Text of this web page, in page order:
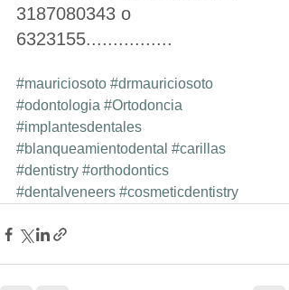
3187080343 o
6323155................
#mauriciosoto #drmauriciosoto
#odontologia #Ortodoncia
#implantesdentales
#blanqueamientodental #carillas
#dentistry #orthodontics
#dentalveneers #cosmeticdentistry